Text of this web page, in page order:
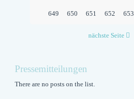
649 650 651 652 653
nächste Seite
Pressemitteilungen
There are no posts on the list.